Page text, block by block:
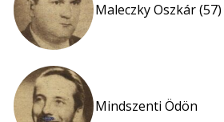
Maleczky Oszkár (57)
Mindszenti Ödön